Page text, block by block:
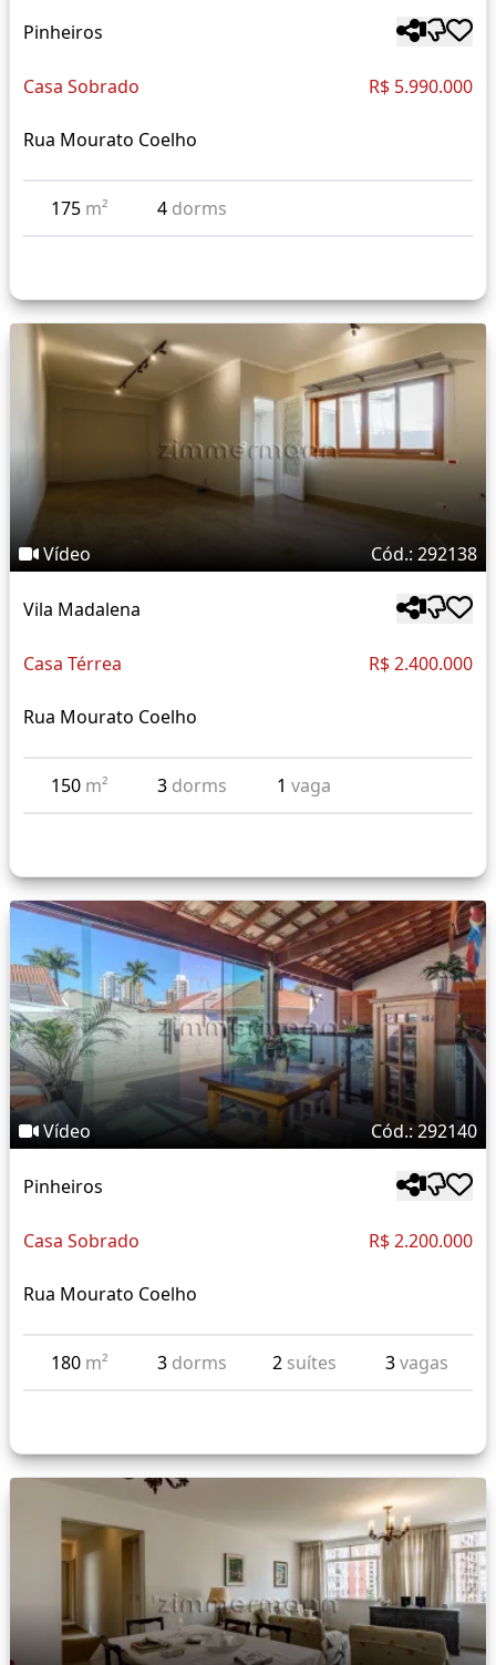
Pinheiros
Casa Sobrado R$ 5.990.000
Rua Mourato Coelho
175 m² 4 dorms
Vídeo Cód.: 292138
Vila Madalena
Casa Térrea R$ 2.400.000
Rua Mourato Coelho
150 m² 3 dorms 1vaga
Vídeo Cód.: 292140
Pinheiros
Casa Sobrado R$ 2.200.000
Rua Mourato Coelho
180 m² 3 dorms 2 suítes 3vagas